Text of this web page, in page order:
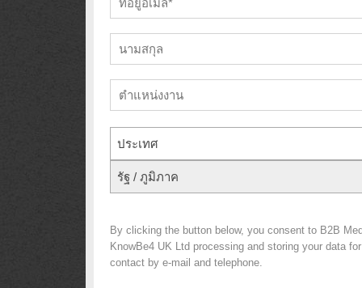
ประเทศ
รัฐ / ภูมิภาค
By clicking the button below, you consent to B2B
KnowBe4 UK Ltd processing and storing your data
contact by e-mail and telephone.